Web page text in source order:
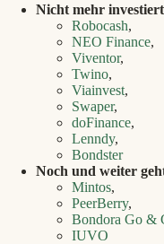
Nicht mehr
Robocash,
NEO Finance,
Viventor,
Twino,
Viainvest,
Swaper,
doFinance,
Lenndy,
Bondster
Noch und weiter
Mintos,
PeerBerry,
Bondora Go &
IUVO